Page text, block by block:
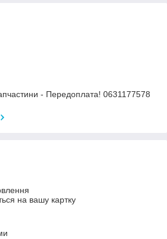
- Передоплата! 0631177578
на вашу картку